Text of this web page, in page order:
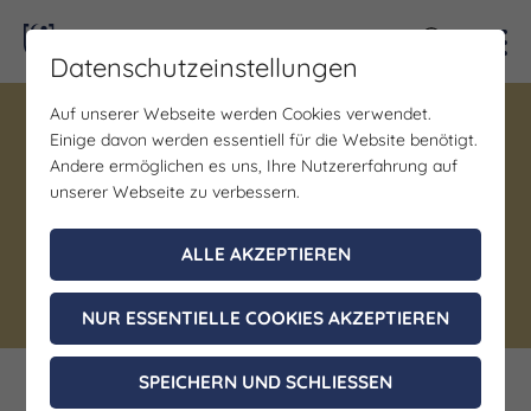
Gastronomie
FeZi Cafébar
Jena
Datenschutzeinstellungen
Auf unserer Webseite werden Cookies verwendet.
Einige davon werden essentiell für die Website benötigt.
Andere ermöglichen es uns, Ihre Nutzererfahrung auf
unserer Webseite zu verbessern.
ALLE AKZEPTIEREN
NUR ESSENTIELLE COOKIES AKZEPTIEREN
SPEICHERN UND SCHLIESSEN